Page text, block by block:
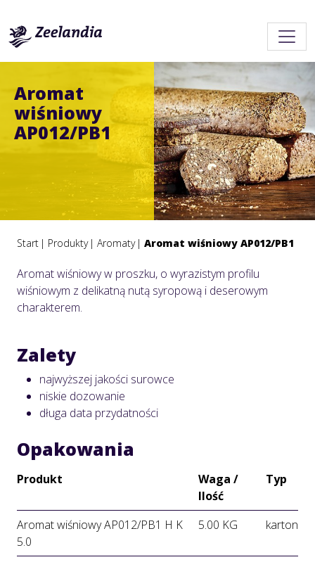
Aromat
wiśniowy
AP012/PB1
Start Produkty Aromaty Aromat wiśniowy AP012/PB1
Aromat wiśniowy w proszku, o wyrazistym profilu
wiśniowym z delikatną nutą syropową i deserowym
charakterem.
Zalety
najwyższej jakości surowce
niskie dozowanie
długa data przydatności
Opakowania
Produkt
Waga /
Ilość
Typ
Aromat wiśniowy AP012/PB1 H K
5.0
5.00 KG karton